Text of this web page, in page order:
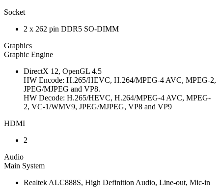
Socket
2 x 262 pin DDR5 SO-DIMM
Graphics
Graphic Engine
DirectX 12, OpenGL 4.5
HW Encode: H.265/HEVC, H.264/MPEG-4 AVC, MPEG-2,
JPEG/MJPEG and VP8.
HW Decode: H.265/HEVC, H.264/MPEG-4 AVC, MPEG-
2, VC-1/WMV9, JPEG/MJPEG, VP8 and VP9
HDMI
2
Audio
Main System
Realtek ALC888S, High Definition Audio, Line-out, Mic-in